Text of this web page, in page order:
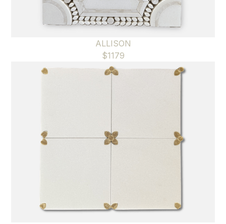
ALLISON
$1179